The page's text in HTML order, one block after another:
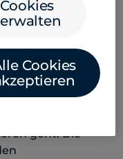
der Woche
hartnäckig
geht. Die
Cookies
Cookies